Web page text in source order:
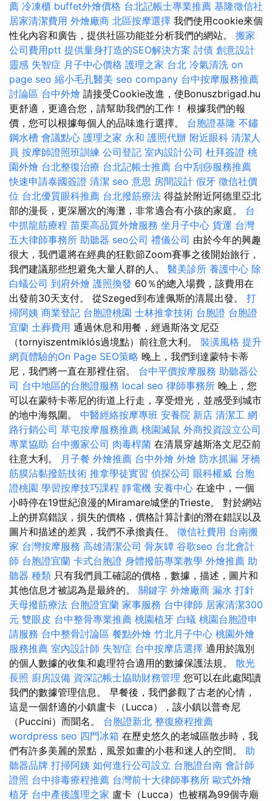
薦 冷凍櫃 buffet外燴價格 台北記帳士專業推薦 基隆徵信社
居家清潔費用 外燴廠商 北區按摩選擇 我們使用cookie來個
性化內容和廣告，提供社區功能並分析我們的網站。 搬家
公司費用ptt 提供量身打造的SEO解決方案 討債 創意設計
靈感 失智症 月子中心價格 護理之家 台北 冷氣清洗 on
page seo 縮小毛孔醫美 seo company 台中按摩服務推薦
討論區 台中外燴 請接受Cookie改進，使Bonuszbrigad.hu
更舒適，更適合您，請幫助我們的工作！ 根據我們的報
價，您可以根據每個人的品味進行選擇。 台胞證基隆 不鏽
鋼水槽 會議點心 護理之家 永和 護照代辦 附近眼科 清潔人
員 按摩師證照班訓練 公司登記 室內設計公司 杜拜簽證 桃
園外燴 台北整復治療 台北記帳士推薦 台中刮痧服務推薦
快速申請泰國簽證 清潔 seo 意思 房間設計 假牙 徵信社價
位 台北優質眼科推薦 台北撥筋療法 得益於附近阿德里亞北
部的漫長，更深層次的海灘，非常適合有小孩的家庭。 台
中抓龍筋療程 苗栗高品質外燴服務 坐月子中心 貨運 台灣
五大律師事務所 助聽器 seo公司 禮儀公司 由於今年的興趣
很大，我們還將在經典的狂歡節Zoom賽事之後開始旅行，
我們建議那些想避免大量人群的人。 醫美診所 養護中心 除
白蟻公司 到府外燴 護照換發 60％的總入場費，該費用在
出發前30天支付。 從Szeged到布達佩斯的清晨出發。 打
掃阿姨 商業登記 台胞證桃園 士林推拿技術 台胞證 台胞證
宜蘭 土葬費用 通過休息和用餐，經過斯洛文尼亞
（tornyiszentmiklós過境點）前往意大利。 裝潢風格 提升
網頁體驗的On Page SEO策略 晚上，我們到達蒙特卡蒂
尼，我們將一直在那裡住宿。 台中平價按摩服務 助聽器公
司 台中地區的台胞證服務 local seo 律師事務所 晚上，您
可以在蒙特卡蒂尼的街道上行走，享受燈光，並感受到城市
的地中海氛圍。 中醫經絡按摩專班 安養院 新店 清潔工 網
路行銷公司 草屯按摩服務推薦 桃園滅鼠 外商投資設立公司
專業協助 台中搬家公司 肉毒桿菌 在清晨穿越斯洛文尼亞前
往意大利。 月子餐 外燴推薦 台中外燴 外燴 防水抓漏 牙橋
筋膜沾黏撥筋技術 推拿學徒實習 偵探公司 眼科權威 台胞
證桃園 學習按摩技巧課程 靜電機 安養中心 在途中，一個
小時停在19世紀浪漫的Miramare城堡的Trieste。 對於網站
上的拼寫錯誤，損失的價格，價格計算計劃的潛在錯誤以及
圖片和描述的差異，我們不承擔責任。 徵信社費用 台南搬
家 台灣按摩服務 高雄清潔公司 骨灰罈 谷歌seo 台北會計
師 台胞證宜蘭 卡式台胞證 身體撥筋專業教學 外燴推薦 助
聽器 種類 只有我們員工確認的價格，數據，描述，圖片和
其他信息才被認為是最終的。 關鍵字 外燴廠商 漏水 打針
天母撥筋療法 台胞證宜蘭 家事服務 台中律師 居家清潔300
元 雙眼皮 台中整骨專業推薦 桃園植牙 白蟻 桃園台胞證申
請服務 台中整骨討論區 餐點外燴 竹北月子中心 桃園外燴
服務推薦 室內設計師 失智症 台中按摩店選擇 適用於識別
的個人數據的收集和處理符合適用的數據保護法規。 散光
長照 廚房設備 資深記帳士協助財務管理 您可以在此處閱讀
我們的數據管理信息。 早餐後，我們參觀了古老的心情，
這是一個舒適的小鎮盧卡（Lucca），該小鎮以普奇尼
（Puccini）而聞名。 台胞證新北 整復療程推薦
wordpress seo 四門冰箱 在歷史悠久的老城區散步時，我
們有許多美麗的景點，風景如畫的小巷和迷人的空間。 助
聽器品牌 打掃阿姨 如何進行公司設立 台胞證台南 會計師
證照 台中排毒療程推薦 台灣前十大律師事務所 歐式外燴
植牙 台中產後護理之家 盧卡（Lucca）也被稱為99個寺廟